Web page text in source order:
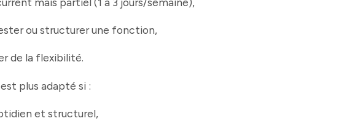
ou structurer une fonction,
de la flexibilité.
est plus adapté si :
et structurel,